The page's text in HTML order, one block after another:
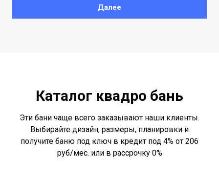
Далее
Каталог квадро бань
Эти бани чаще всего заказывают наши клиенты.
Выбирайте дизайн, размеры, планировки и
получите баню под ключ в кредит под 4% от 206
руб/мес. или в рассрочку 0%